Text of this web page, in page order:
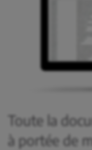
Toute la
à portée de